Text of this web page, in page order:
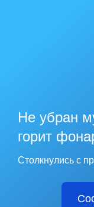
Не убран
горит
Столкнулись с